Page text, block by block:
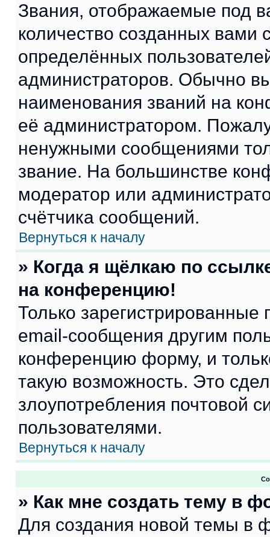
Звания, отображаемые под
количество созданных
определённых
администраторов. Обычно
наименования званий на
её администратором.
ненужными сообщениями
звание. На большинстве
модератор или
счётчика сообщений.
Вернуться к началу
» Когда я щёлкаю по
на конференцию!
Только зарегистрированные
email-сообщения другим
конференцию форму, и
такую возможность. Это
злоупотребления почтовой
пользователями.
Вернуться к началу
» Как мне создать тему в
Для создания новой темы в